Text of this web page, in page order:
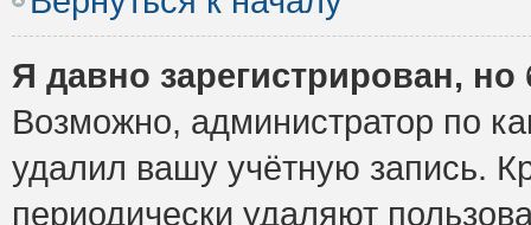
Я давно зарегистрирован,
Возможно, администратор по
удалил вашу учётную запись.
периодически удаляют